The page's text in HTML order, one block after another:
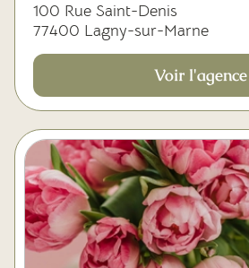
100 Rue Saint-Denis
77400 Lagny-sur-Marne
Voir l'agence